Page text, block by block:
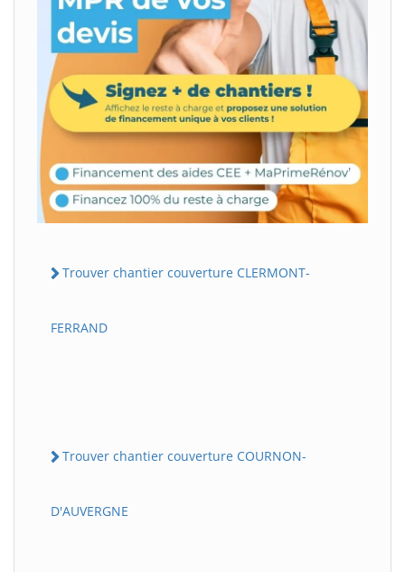
Trouver chantier couverture CLERMONT-
FERRAND
Trouver chantier couverture COURNON-
D'AUVERGNE